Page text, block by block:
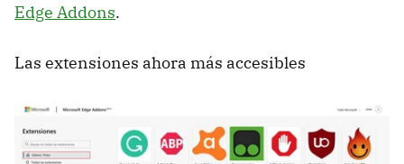
Edge Addons.
Las extensiones ahora más accesibles